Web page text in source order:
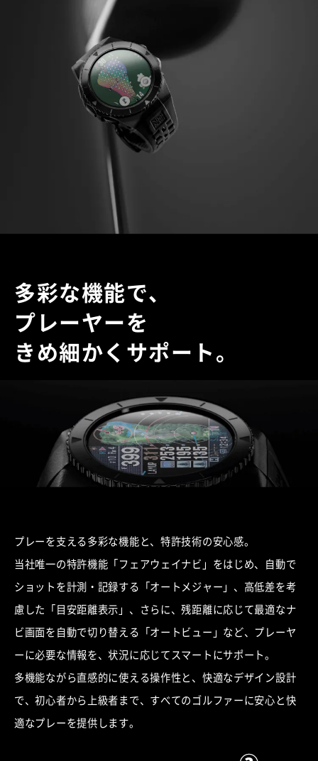
多彩な機能で、
プレーヤーを
きめ細かくサポート。
プレーを支える多彩な機能と、特許技術の安心感。
当社唯一の特許機能「フェアウェイナビ」をはじめ、自動で
ショットを計測・記録する「オートメジャー」、高低差を考
慮した「目安距離表示」、さらに、残距離に応じて最適なナ
ビ画面を自動で切り替える 「オートビュー」など、プレーヤ
ーに必要な情報を、状況に応じてスマートにサポート。
多機能ながら直感的に使える操作性と、快適なデザイン設計
で、初心者から上級者まで、すべてのゴルファーに安心と快
適なプレーを提供します。